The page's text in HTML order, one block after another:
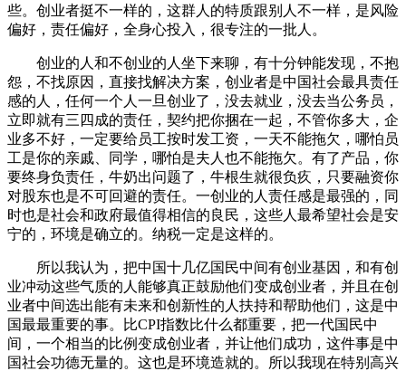
些。创业者挺不一样的，这群人的特质跟别人不一样，是风险
偏好，责任偏好，全身心投入，很专注的一批人。
创业的人和不创业的人坐下来聊，有十分钟能发现，不抱
怨，不找原因，直接找解决方案，创业者是中国社会最具责任
感的人，任何一个人一旦创业了，没去就业，没去当公务员，
立即就有三四成的责任，契约把你捆在一起，不管你多大，企
业多不好，一定要给员工按时发工资，一天不能拖欠，哪怕员
工是你的亲戚、同学，哪怕是夫人也不能拖欠。有了产品，你
要终身负责任，牛奶出问题了，牛根生就很负疚，只要融资你
对股东也是不可回避的责任。一创业的人责任感是最强的，同
时也是社会和政府最值得相信的良民，这些人最希望社会是安
宁的，环境是确立的。纳税一定是这样的。
所以我认为，把中国十几亿国民中间有创业基因，和有创
业冲动这些气质的人能够真正鼓励他们变成创业者，并且在创
业者中间选出能有未来和创新性的人扶持和帮助他们，这是中
国最最重要的事。比CPI指数比什么都重要，把一代国民中
间，一个相当的比例变成创业者，并让他们成功，这件事是中
国社会功德无量的。这也是环境造就的。所以我现在特别高兴